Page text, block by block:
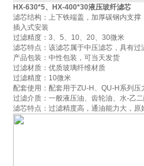
HX-630*5、HX-400*30液压玻纤滤芯
滤芯结构：上下铁端盖，加厚碳钢内支
插入式安装
过滤精度：3、5、10、20、30微米
滤芯特点：该滤芯属于中压滤芯，具有
产品包装：中性包装，可当天发货
过滤材质：优质玻璃纤维材质
过滤精度：10微米
配套使用：配套用于ZU-H、QU-H系列压
过滤介质：一般液压油、齿轮油、水-乙
滤芯特点：过滤精度高，通油能力大，